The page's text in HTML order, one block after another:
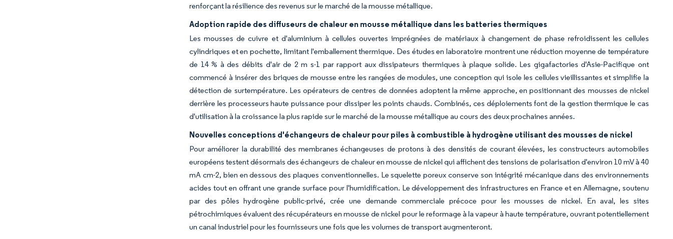
renforçant la résilience des revenus sur le marché de la mousse métallique.
Adoption rapide des diffuseurs de chaleur en mousse métallique dans les batteries thermiques
Les mousses de cuivre et d'aluminium à cellules ouvertes imprégnées de matériaux à changement de phase refroidissent les cellules
cylindriques et en pochette, limitant l'emballement thermique. Des études en laboratoire montrent une réduction moyenne de température
de 14 % à des débits d'air de 2 m s-1 par rapport aux dissipateurs thermiques à plaque solide. Les gigafactories d'Asie-Pacifique ont
commencé à insérer des briques de mousse entre les rangées de modules, une conception qui isole les cellules vieillissantes et simplifie la
détection de surtempérature. Les opérateurs de centres de données adoptent la même approche, en positionnant des mousses de nickel
derrière les processeurs haute puissance pour dissiper les points chauds. Combinés, ces déploiements font de la gestion thermique le cas
d'utilisation à la croissance la plus rapide sur le marché de la mousse métallique au cours des deux prochaines années.
Nouvelles conceptions d'échangeurs de chaleur pour piles à combustible à hydrogène utilisant des mousses de nickel
Pour améliorer la durabilité des membranes échangeuses de protons à des densités de courant élevées, les constructeurs automobiles
européens testent désormais des échangeurs de chaleur en mousse de nickel qui affichent des tensions de polarisation d'environ 10 mV à 40
mA cm-2, bien en dessous des plaques conventionnelles. Le squelette poreux conserve son intégrité mécanique dans des environnements
acides tout en offrant une grande surface pour l'humidification. Le développement des infrastructures en France et en Allemagne, soutenu
par des pôles hydrogène public-privé, crée une demande commerciale précoce pour les mousses de nickel. En aval, les sites
pétrochimiques évaluent des récupérateurs en mousse de nickel pour le reformage à la vapeur à haute température, ouvrant potentiellement
un canal industriel pour les fournisseurs une fois que les volumes de transport augmenteront.